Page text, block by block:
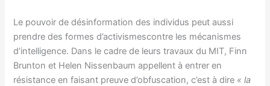
Le pouvoir de désinformation des individus peut aussi
prendre des formes d’activismescontre les mécanismes
d’intelligence. Dans le cadre de leurs travaux du MIT, Finn
Brunton et Helen Nissenbaum appellent à entrer en
résistance en faisant preuve d’obfuscation, c’est à dire « la